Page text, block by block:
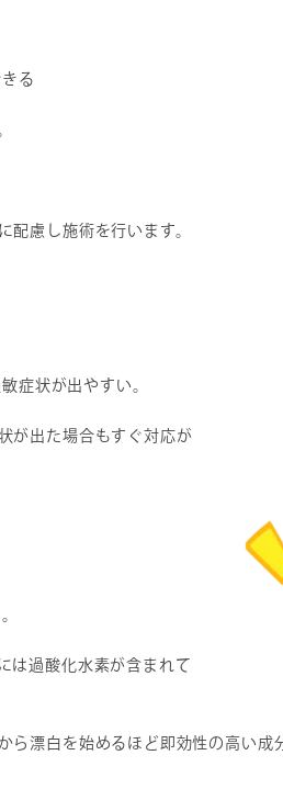
る
配慮し施術を行います。
症状が出やすい。
が出た場合もすぐ対応が
は過酸化水素が含まれて
ら漂白を始めるほど即効性の高い成